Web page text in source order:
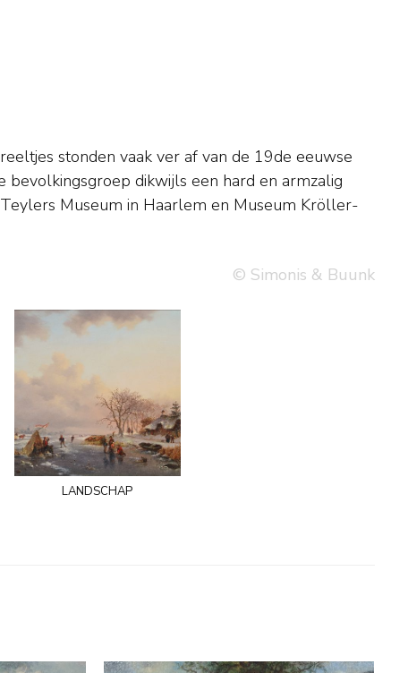
© Simonis & Buunk
landschap